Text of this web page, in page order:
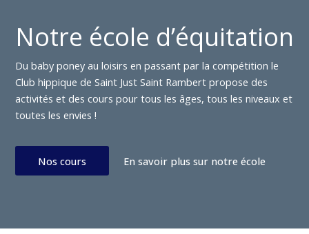
Notre école d’équitation
Du baby poney au loisirs en passant par la compétition le
Club hippique de Saint Just Saint Rambert propose des
activités et des cours pour tous les âges, tous les niveaux et
toutes les envies !
Nos cours En savoir plus sur notre école